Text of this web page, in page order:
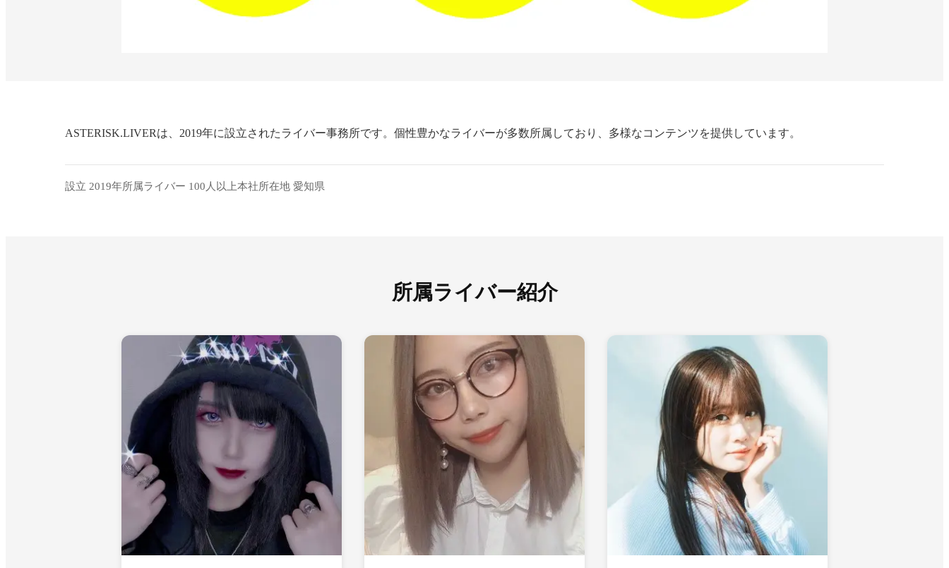
ASTERISK.LIVERは、2019年に設立されたライバー事務所です。個性豊かなライバーが多数所属しており、多様なコンテンツを提供しています。
設立 2019年所属ライバー 100人以上本社所在地 愛知県
所属ライバー紹介